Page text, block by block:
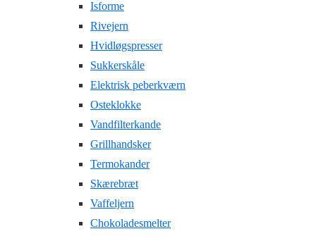
Isforme
Rivejern
Hvidløgspresser
Sukkerskåle
Elektrisk peberkværn
Osteklokke
Vandfilterkande
Grillhandsker
Termokander
Skærebræt
Vaffeljern
Chokoladesmelter